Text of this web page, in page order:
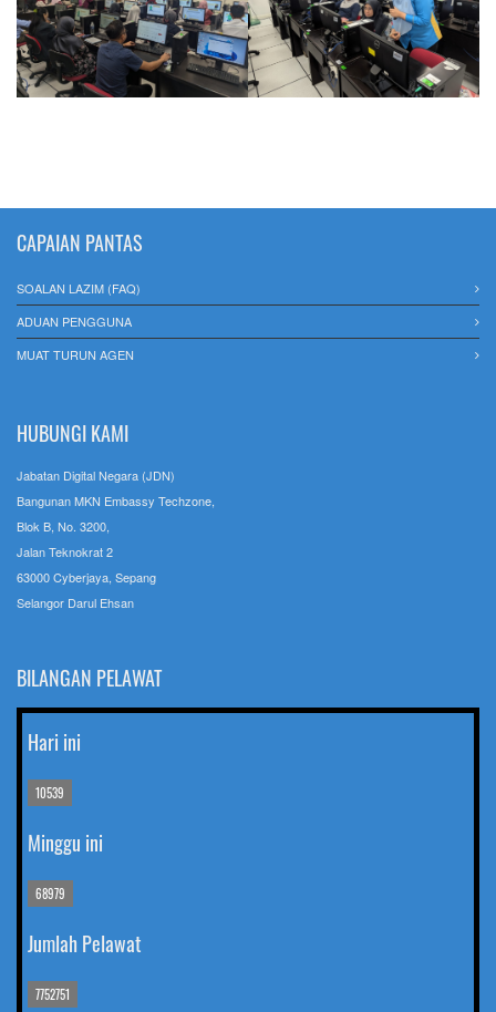
CAPAIAN PANTAS
SOALAN LAZIM (FAQ)
ADUAN PENGGUNA
MUAT TURUN AGEN
HUBUNGI KAMI
Jabatan Digital Negara (JDN)
Bangunan MKN Embassy Techzone,
Blok B, No. 3200,
Jalan Teknokrat 2
63000 Cyberjaya, Sepang
Selangor Darul Ehsan
BILANGAN PELAWAT
Hari ini
10539
Minggu ini
68979
Jumlah Pelawat
7752751